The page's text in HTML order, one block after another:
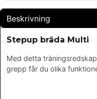
Beskrivning
Stepup bräda Multi
Med detta
grepp får du olika